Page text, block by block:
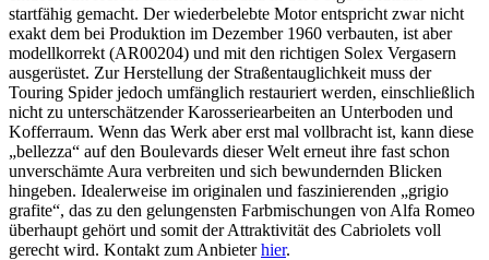
startfähig gemacht. Der wiederbelebte Motor entspricht zwar nicht
exakt dem bei Produktion im Dezember 1960 verbauten, ist aber
modellkorrekt (AR00204) und mit den richtigen Solex Vergasern
ausgerüstet. Zur Herstellung der Straßentauglichkeit muss der
Touring Spider jedoch umfänglich restauriert werden, einschließlich
nicht zu unterschätzender Karosseriearbeiten an Unterboden und
Kofferraum. Wenn das Werk aber erst mal vollbracht ist, kann diese
„bellezza“ auf den Boulevards dieser Welt erneut ihre fast schon
unverschämte Aura verbreiten und sich bewundernden Blicken
hingeben. Idealerweise im originalen und faszinierenden „grigio
grafite“, das zu den gelungensten Farbmischungen von Alfa Romeo
überhaupt gehört und somit der Attraktivität des Cabriolets voll
gerecht wird. Kontakt zum Anbieterhier.